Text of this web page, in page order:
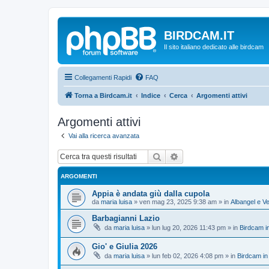
BIRDCAM.IT
Il sito italiano dedicato alle birdcam
Collegamenti Rapidi FAQ
Torna a Birdcam.it Indice Cerca Argomenti attivi
Argomenti attivi
Vai alla ricerca avanzata
Cerca
ARGOMENTI
Appia è andata giù dalla cupola
da maria luisa » ven mag 23, 2025 9:38 am » in Albangel e
Barbagianni Lazio
da maria luisa » lun lug 20, 2026 11:43 pm » in Birdcam
Gio' e Giulia 2026
da maria luisa » lun feb 02, 2026 4:08 pm » in Birdcam